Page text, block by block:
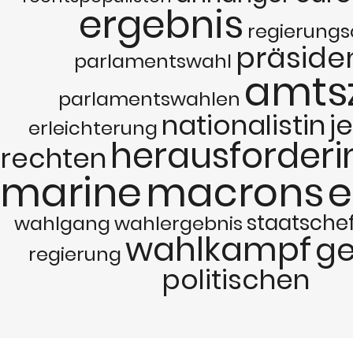
ergebnis
parlamentswahl
parlamentswahlen
erleichterung nationalistin
rechten
marinemacrons
wahlgangwahlergebnis
regierungwahlkampf
politischen